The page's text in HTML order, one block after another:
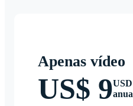
Apenas vídeo
US$ 9